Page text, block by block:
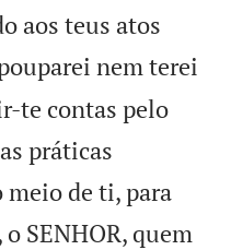
aos teus atos
nem terei
te contas pelo
práticas
meio de ti, para
SENHOR, quem